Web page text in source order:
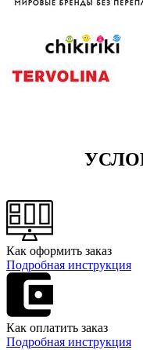
Как оформить заказ
Подробная инструкция
Как оплатить заказ
Подробная инструкция